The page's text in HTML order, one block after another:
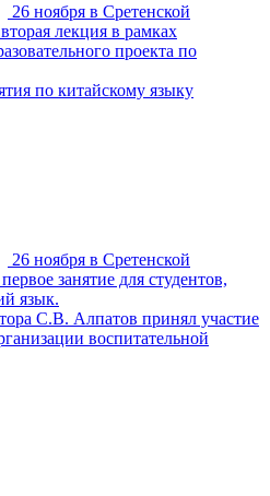
26 ноября в Сретенской
лекция в рамках
проекта по
по китайскому языку
26 ноября в Сретенской
занятие для студентов,
язык.
С.В. Алпатов принял участие
воспитательной